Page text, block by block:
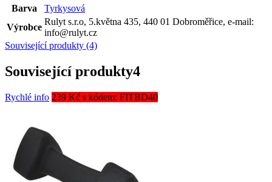
Barva
Tyrkysová
Výrobce
Rulyt s.r.o, 5.května 435, 440 01 Dobroměřice, e-mail:
info@rulyt.cz
Související produkty (4)
Související produkty4
Rychlé info 239 Kč s kódem: FITBD40